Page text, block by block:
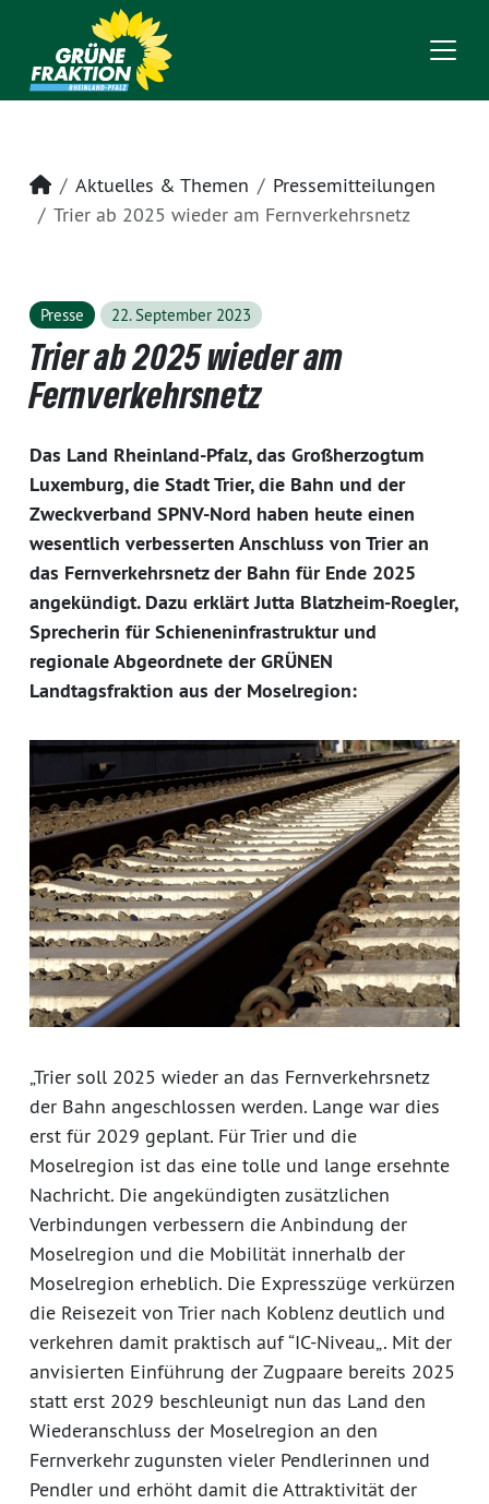
Startseite
Aktuelles & Themen
Pressemitteilungen
Trier ab 2025 wieder am Fernverkehrsnetz
Presse 22. September 2023
Trier ab 2025 wieder am
Fernverkehrsnetz
Das Land Rheinland-Pfalz, das Großherzogtum
Luxemburg, die Stadt Trier, die Bahn und der
Zweckverband SPNV-Nord haben heute einen
wesentlich verbesserten Anschluss von Trier an
das Fernverkehrsnetz der Bahn für Ende 2025
angekündigt. Dazu erklärt Jutta Blatzheim-Roegler,
Sprecherin für Schieneninfrastruktur und
regionale Abgeordnete der GRÜNEN
Landtagsfraktion aus der Moselregion:
„Trier soll 2025 wieder an das Fernverkehrsnetz
der Bahn angeschlossen werden. Lange war dies
erst für 2029 geplant. Für Trier und die
Moselregion ist das eine tolle und lange ersehnte
Nachricht. Die angekündigten zusätzlichen
Verbindungen verbessern die Anbindung der
Moselregion und die Mobilität innerhalb der
Moselregion erheblich. Die Expresszüge verkürzen
die Reisezeit von Trier nach Koblenz deutlich und
verkehren damit praktisch auf “IC-Niveau„. Mit der
anvisierten Einführung der Zugpaare bereits 2025
statt erst 2029 beschleunigt nun das Land den
Wiederanschluss der Moselregion an den
Fernverkehr zugunsten vieler Pendlerinnen und
Pendler und erhöht damit die Attraktivität der